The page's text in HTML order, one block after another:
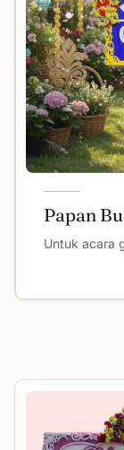
Papan
Untuk acara